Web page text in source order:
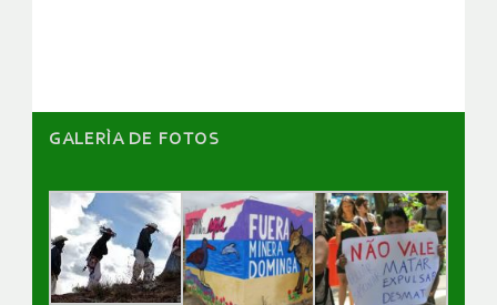
GALERÌA DE FOTOS